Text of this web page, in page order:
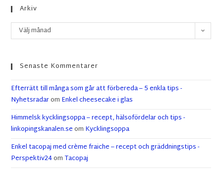
Arkiv
Välj månad
Senaste Kommentarer
Efterrätt till många som går att förbereda – 5 enkla tips -
Nyhetsradarom Enkel cheesecake i glas
Himmelsk kycklingsoppa – recept, hälsofördelar och tips -
linkopingskanalen.seom Kycklingsoppa
Enkel tacopaj med crème fraiche – recept och gräddningstips -
Perspektiv24omTacopaj